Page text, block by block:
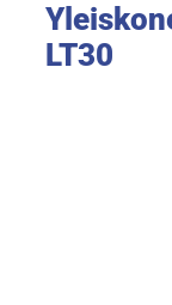
LT30